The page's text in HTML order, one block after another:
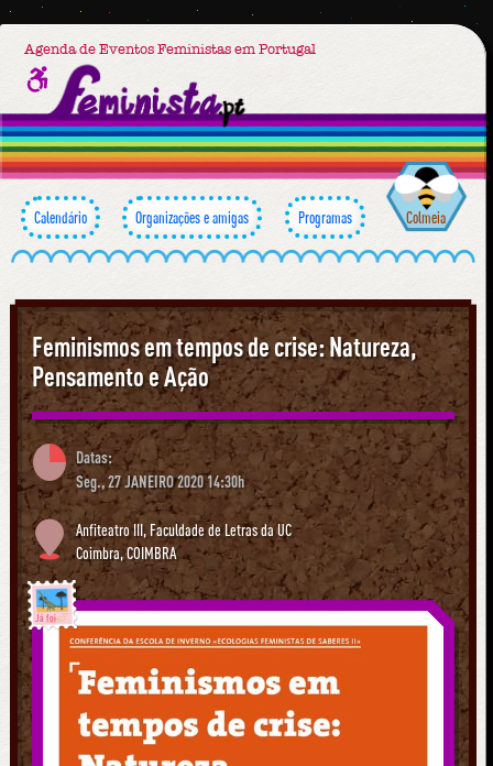
Agenda de Eventos Feministas em Portugal
Calendário Organizações e amigas Programas Colmeia
Feminismos em tempos de crise: Natureza,
Pensamento e Ação
Datas:
Seg., 27 JANEIRO 2020 14:30h
Anfiteatro III, Faculdade de Letras da UC
Coimbra,COIMBRA
Já foi